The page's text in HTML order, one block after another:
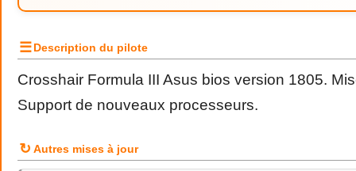
☰Description du pilote
Crosshair Formula III Asus bios version 1805.
Support de nouveaux processeurs.
↻ Autres mises à jour